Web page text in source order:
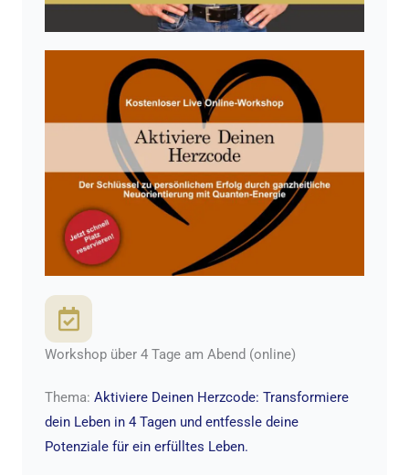
Workshop über 4 Tage am Abend (online)
Thema: Aktiviere Deinen Herzcode: Transformiere
dein Leben in 4 Tagen und entfessle deine
Potenziale für ein erfülltes Leben.